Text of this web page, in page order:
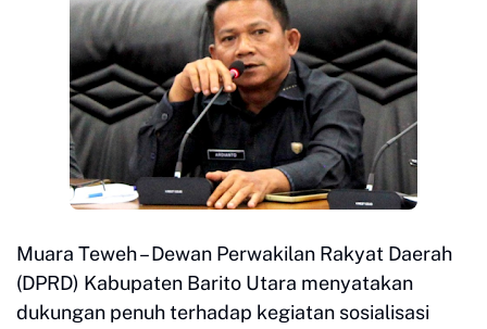
Muara Teweh – Dewan Perwakilan Rakyat Daerah
(DPRD) Kabupaten Barito Utara menyatakan
dukungan penuh terhadap kegiatan sosialisasi